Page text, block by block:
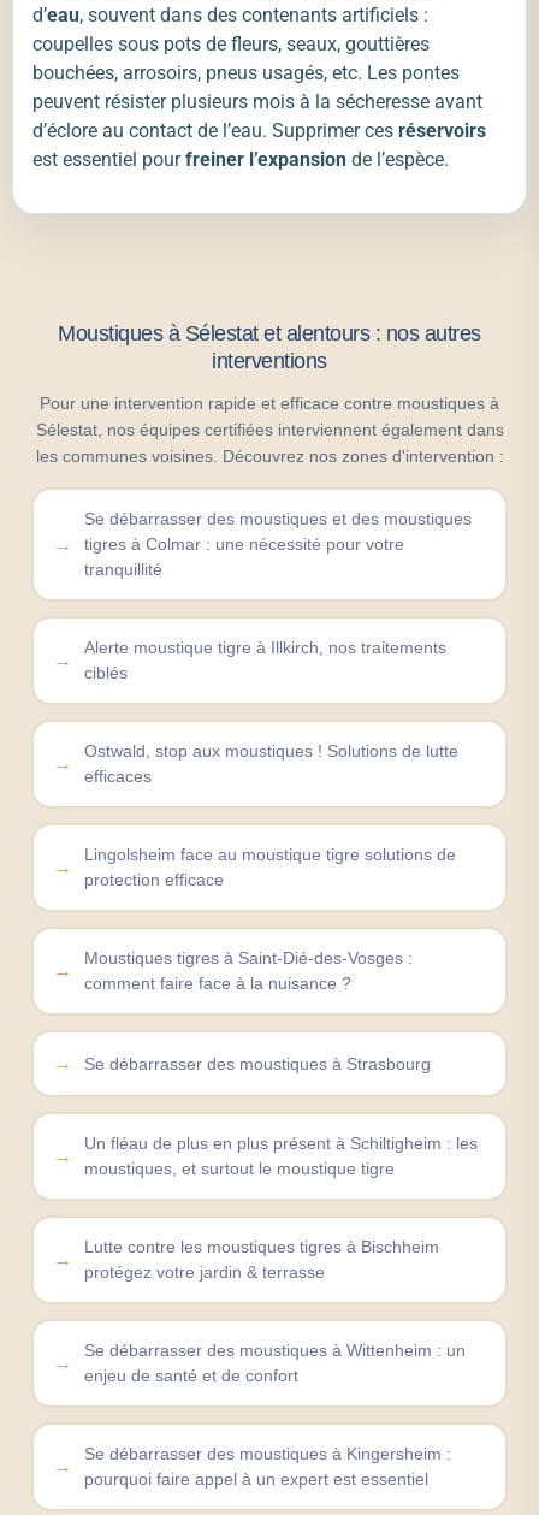
d’eau, souvent dans des contenants artificiels :
coupelles sous pots de fleurs, seaux, gouttières
bouchées, arrosoirs, pneus usagés, etc. Les pontes
peuvent résister plusieurs mois à la sécheresse avant
d’éclore au contact de l’eau. Supprimer ces réservoirs
est essentiel pourfreiner l’expansion de l’espèce.
Moustiques à Sélestat et alentours : nos autres
interventions
Pour une intervention rapide et efficace contre moustiques à
Sélestat, nos équipes certifiées interviennent également dans
les communes voisines. Découvrez nos zones d'intervention :
Se débarrasser des moustiques et des moustiques
tigres à Colmar : une nécessité pour votre
tranquillité
Alerte moustique tigre à Illkirch, nos traitements
ciblés
Ostwald, stop aux moustiques ! Solutions de lutte
efficaces
Lingolsheim face au moustique tigre solutions de
protection efficace
Moustiques tigres à Saint-Dié-des-Vosges :
comment faire face à la nuisance ?
Se débarrasser des moustiques à Strasbourg
Un fléau de plus en plus présent à Schiltigheim : les
moustiques, et surtout le moustique tigre
Lutte contre les moustiques tigres à Bischheim
protégez votre jardin & terrasse
Se débarrasser des moustiques à Wittenheim : un
enjeu de santé et de confort
Se débarrasser des moustiques à Kingersheim :
pourquoi faire appel à un expert est essentiel